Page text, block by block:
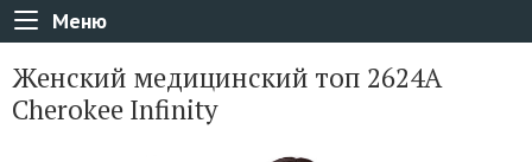
Меню
Женский медицинский топ 2624A
Cherokee Infinity